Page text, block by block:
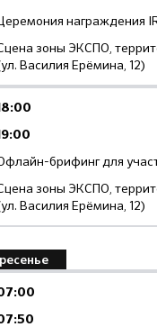
награждения
зоны ЭКСПО,
Василия Ерёмина, 12)
брифинг для
зоны ЭКСПО,
Василия Ерёмина, 12)